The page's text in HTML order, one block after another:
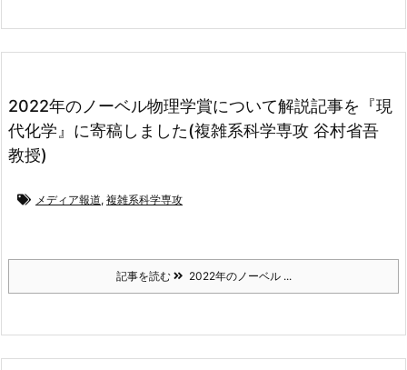
2022年のノーベル物理学賞について解説記事を『現
代化学』に寄稿しました(複雑系科学専攻 谷村省吾
教授)
メディア報道, 複雑系科学専攻
記事を読む 2022年のノーベル ...